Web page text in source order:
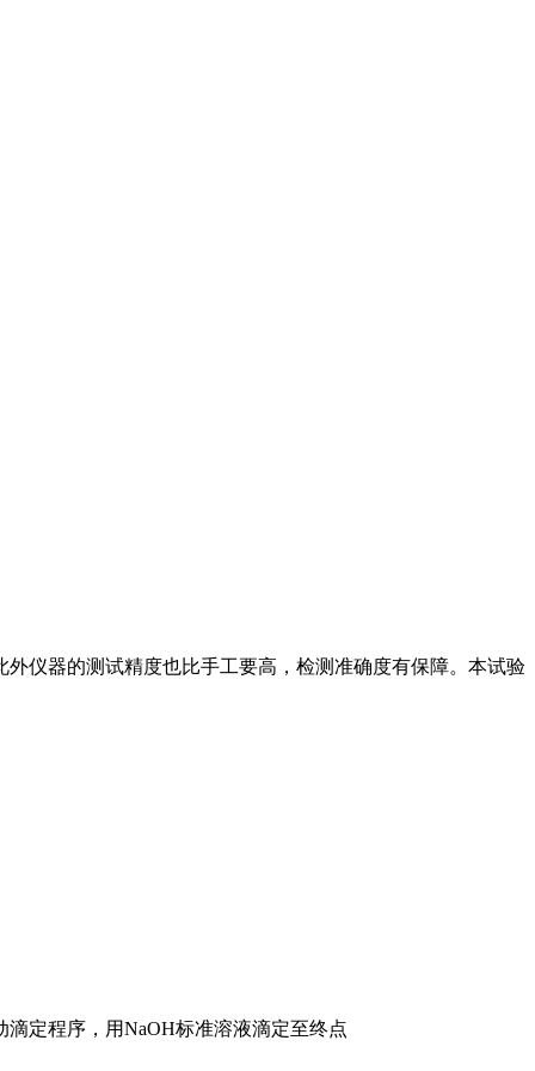
仪器的测试精度也比手工要高，检测准确度有保障。本试验
定程序，用NaOH标准溶液滴定至终点